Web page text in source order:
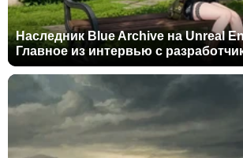
Наследник Blue Archive на Unreal
Главное из интервью с